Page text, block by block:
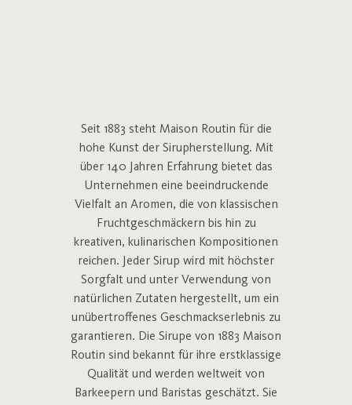
Seit 1883 steht Maison Routin für die
hohe Kunst der Sirupherstellung. Mit
über 140 Jahren Erfahrung bietet das
Unternehmen eine beeindruckende
Vielfalt an Aromen, die von klassischen
Fruchtgeschmäckern bis hin zu
kreativen, kulinarischen Kompositionen
reichen. Jeder Sirup wird mit höchster
Sorgfalt und unter Verwendung von
natürlichen Zutaten hergestellt, um ein
unübertroffenes Geschmackserlebnis zu
garantieren. Die Sirupe von 1883 Maison
Routin sind bekannt für ihre erstklassige
Qualität und werden weltweit von
Barkeepern und Baristas geschätzt. Sie